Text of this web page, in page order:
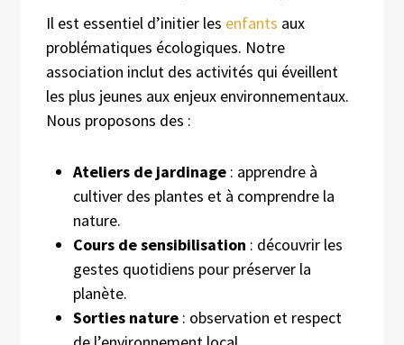
Il est essentiel d’initier les enfants aux
problématiques écologiques. Notre
association inclut des activités qui éveillent
les plus jeunes aux enjeux environnementaux.
Nous proposons des :
Ateliers de jardinage : apprendre à
cultiver des plantes et à comprendre la
nature.
Cours de sensibilisation : découvrir les
gestes quotidiens pour préserver la
planète.
Sorties nature : observation et respect